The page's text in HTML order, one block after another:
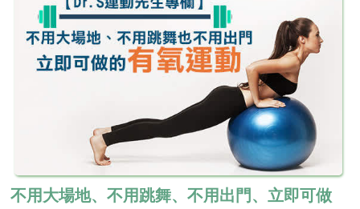
不用大場地、不用跳舞、不用出門、立即可做